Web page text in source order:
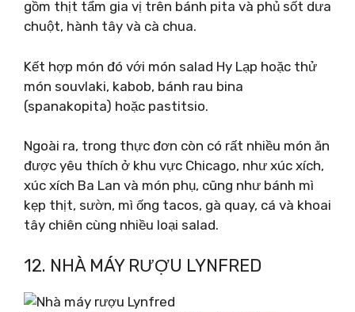
gồm thịt tẩm gia vị trên bánh pita và phủ sốt dưa
chuột, hành tây và cà chua.
Kết hợp món đó với món salad Hy Lạp hoặc thử
món souvlaki, kabob, bánh rau bina
(spanakopita) hoặc pastitsio.
Ngoài ra, trong thực đơn còn có rất nhiều món ăn
được yêu thích ở khu vực Chicago, như xúc xích,
xúc xích Ba Lan và món phụ, cũng như bánh mì
kẹp thịt, sườn, mì ống tacos, gà quay, cá và khoai
tây chiên cùng nhiều loại salad.
12. NHÀ MÁY RƯỢU LYNFRED